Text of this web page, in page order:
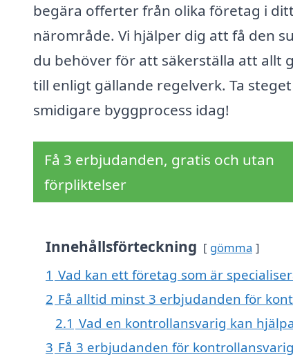
begära offerter från olika företag i ditt
närområde. Vi hjälper dig att få den
du behöver för att säkerställa att allt
till enligt gällande regelverk. Ta
smidigare byggprocess idag!
Få 3 erbjudanden, gratis och utan
förpliktelser
Innehållsförteckning gömma
1 Vad kan ett företag som är
2 Få alltid minst 3 erbjudanden för
2.1 Vad en kontrollansvarig kan
3 Få 3 erbjudanden för